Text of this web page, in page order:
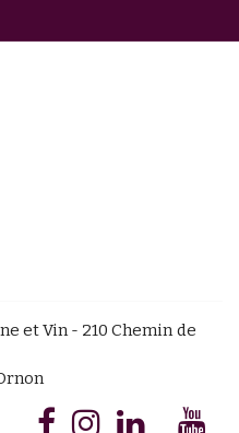
et Vin - 210 Chemin de